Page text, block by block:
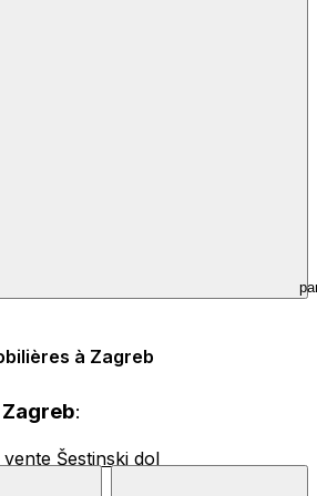
à Zagreb
:
Šestinski dol